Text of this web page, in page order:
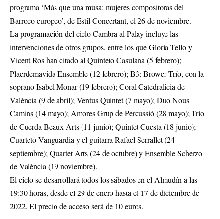
programa ‘Más que una musa: mujeres compositoras del
Barroco europeo’, de Estil Concertant, el 26 de noviembre.
La programación del ciclo Cambra al Palay incluye las
intervenciones de otros grupos, entre los que Gloria Tello y
Vicent Ros han citado al Quinteto Casulana (5 febrero);
Plaerdemavida Ensemble (12 febrero); B3: Brower Trío, con la
soprano Isabel Monar (19 febrero); Coral Catedralicia de
València (9 de abril); Ventus Quintet (7 mayo); Duo Nous
Camins (14 mayo); Amores Grup de Percussió (28 mayo); Trío
de Cuerda Beaux Arts (11 junio); Quintet Cuesta (18 junio);
Cuarteto Vanguardia y el guitarra Rafael Serrallet (24
septiembre); Quartet Arts (24 de octubre) y Ensemble Scherzo
de València (19 noviembre).
El ciclo se desarrollará todos los sábados en el Almudín a las
19:30 horas, desde el 29 de enero hasta el 17 de diciembre de
2022. El precio de acceso será de 10 euros.